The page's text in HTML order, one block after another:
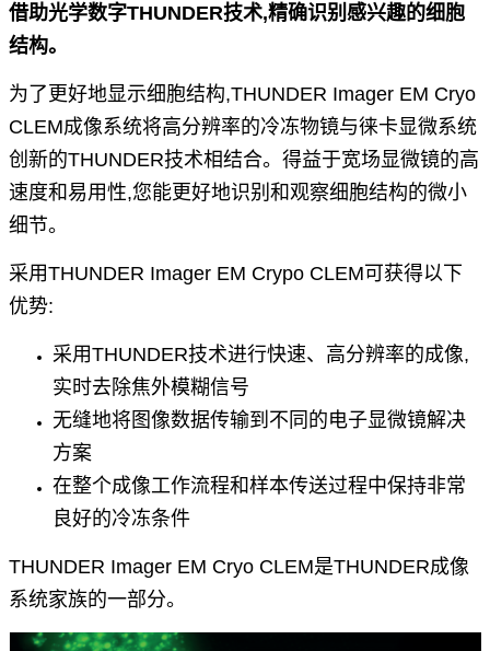
借助光学数字THUNDER技术,精确识别感兴趣的细胞
结构。
为了更好地显示细胞结构,THUNDER Imager EM Cryo
CLEM成像系统将高分辨率的冷冻物镜与徕卡显微系统
创新的THUNDER技术相结合。得益于宽场显微镜的高
速度和易用性,您能更好地识别和观察细胞结构的微小
细节。
采用THUNDER Imager EM Crypo CLEM可获得以下
优势:
采用THUNDER技术进行快速、高分辨率的成像,
实时去除焦外模糊信号
无缝地将图像数据传输到不同的电子显微镜解决
方案
在整个成像工作流程和样本传送过程中保持非常
良好的冷冻条件
THUNDER Imager EM Cryo CLEM是THUNDER成像
系统家族的一部分。